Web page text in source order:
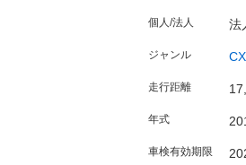
個人/法人 法
ジャンル
走行距離
年式
車検有効期限